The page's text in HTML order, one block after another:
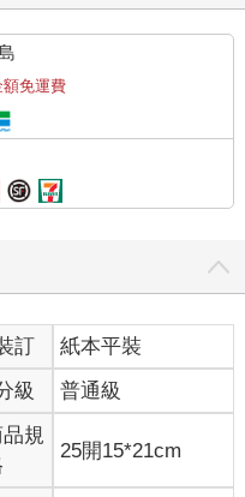
額免運費
訂
紙本平裝
級 普通級
規
25開15*21cm